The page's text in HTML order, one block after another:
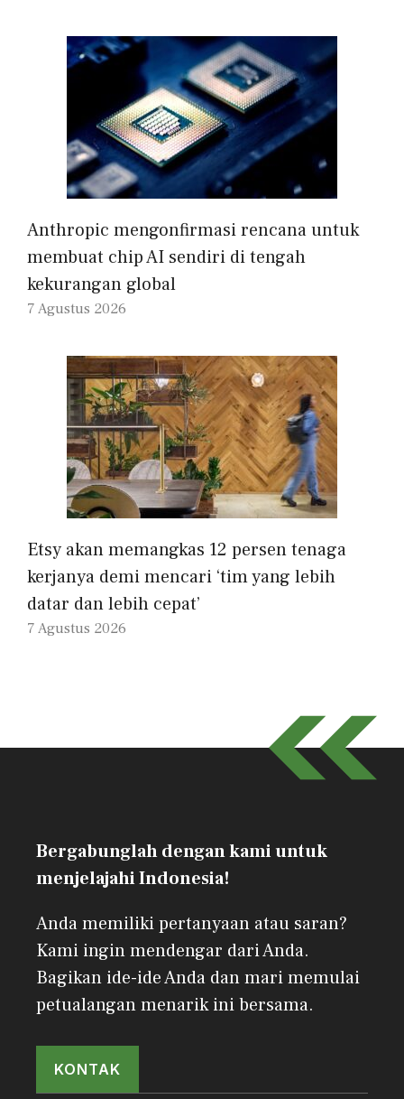
Anthropic mengonfirmasi rencana untuk
membuat chip AI sendiri di tengah
kekurangan global
7 Agustus 2026
Etsy akan memangkas 12 persen tenaga
kerjanya demi mencari ‘tim yang lebih
datar dan lebih cepat’
7 Agustus 2026
Bergabunglah dengan kami untuk
menjelajahi Indonesia!
Anda memiliki pertanyaan atau saran?
Kami ingin mendengar dari Anda.
Bagikan ide-ide Anda dan mari memulai
petualangan menarik ini bersama.
KONTAK